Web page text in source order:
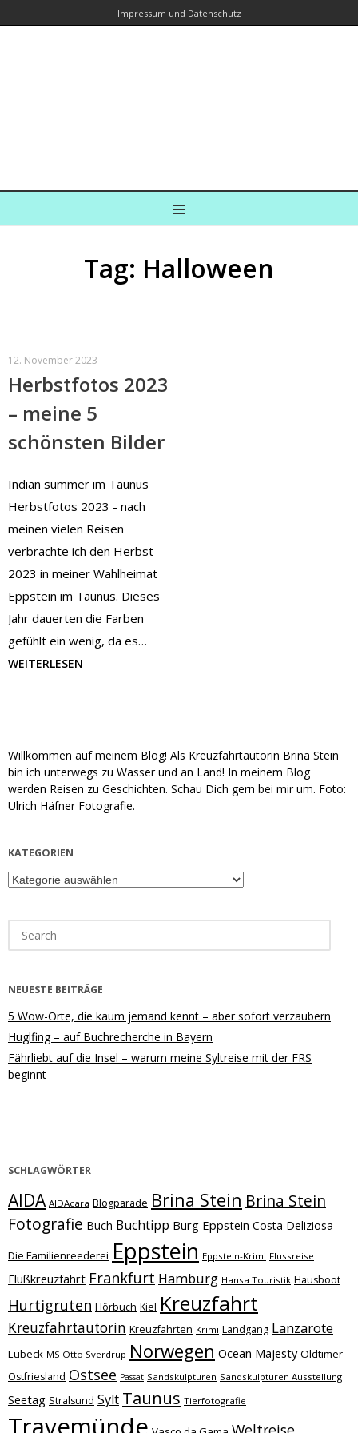
Impressum und Datenschutz
MENU
Tag: Halloween
12. November 2023
Herbstfotos 2023
– meine 5
schönsten Bilder
Indian summer im Taunus
Herbstfotos 2023 - nach
meinen vielen Reisen
verbrachte ich den Herbst
2023 in meiner Wahlheimat
Eppstein im Taunus. Dieses
Jahr dauerten die Farben
gefühlt ein wenig, da es…
WEITERLESEN
Willkommen auf meinem Blog! Als Kreuzfahrtautorin Brina Stein
bin ich unterwegs zu Wasser und an Land! In meinem Blog
werden Reisen zu Geschichten. Schau Dich gern bei mir um. Foto:
Ulrich Häfner Fotografie.
KATEGORIEN
Kategorien
for:
NEUESTE BEITRÄGE
5 Wow-Orte, die kaum jemand kennt – aber sofort verzaubern
Huglfing – auf Buchrecherche in Bayern
Fährliebt auf die Insel – warum meine Syltreise mit der FRS
beginnt
SCHLAGWÖRTER
AIDA AIDAcara Blogparade Brina Stein Brina Stein
Fotografie Buch Buchtipp Burg Eppstein Costa Deliziosa
Die Familienreederei Eppstein Eppstein-Krimi Flussreise
Flußkreuzfahrt Frankfurt Hamburg Hansa Touristik Hausboot
Hurtigruten Hörbuch Kiel Kreuzfahrt
Kreuzfahrtautorin Kreuzfahrten Krimi Landgang Lanzarote
Lübeck MS Otto Sverdrup Norwegen Ocean Majesty Oldtimer
Ostfriesland Ostsee Passat Sandskulpturen Sandskulpturen Ausstellung
Seetag Stralsund Sylt Taunus Tierfotografie